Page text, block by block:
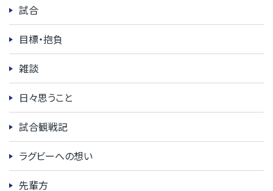
試合
目標・抱負
雑談
日々思うこと
試合観戦記
ラグビーへの想い
先輩方